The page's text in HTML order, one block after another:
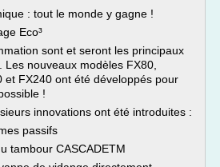
: tout le monde y gagne !
Eco³
sont et seront les principaux
nouveaux modèles FX80,
et FX240 ont été développés pour
!
innovations ont été introduites :
passifs
tambour CASCADETM